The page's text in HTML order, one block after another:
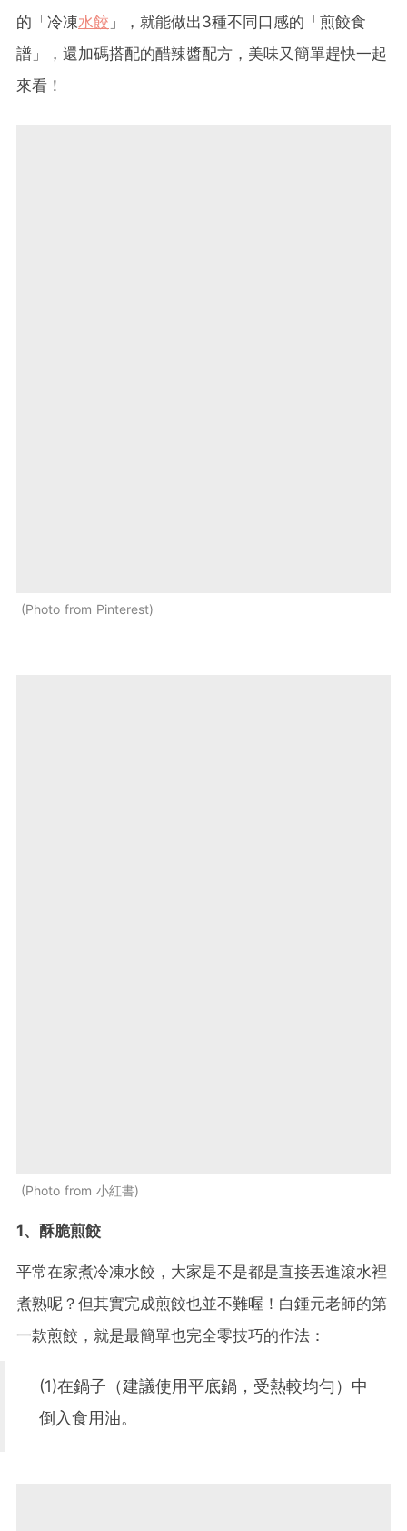
的「冷凍水餃 」，就能做出3種不同口感的「煎餃食
譜」，還加碼搭配的醋辣醬配方，美味又簡單趕快一起
來看！
Photo from Pinterest
Photo from 小紅書
1、酥脆煎餃
平常在家煮冷凍水餃，大家是不是都是直接丟進滾水裡
煮熟呢？但其實完成煎餃也並不難喔！白鍾元老師的第
一款煎餃，就是最簡單也完全零技巧的作法：
(1)在鍋子（建議使用平底鍋，受熱較均勻）中
倒入食用油。